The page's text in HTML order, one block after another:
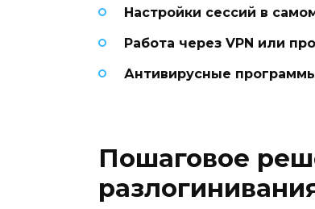
Настройки сессий в
Работа через VPN или
Антивирусные
Пошаговое